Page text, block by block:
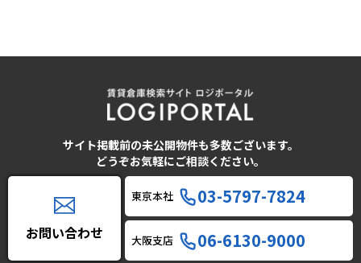
サイト掲載前の未公開物件も多数ございます。
どうぞお気軽にご相談ください。
お問い合わせ
東京本社 03-5797-7824
大阪支店 06-6130-9000